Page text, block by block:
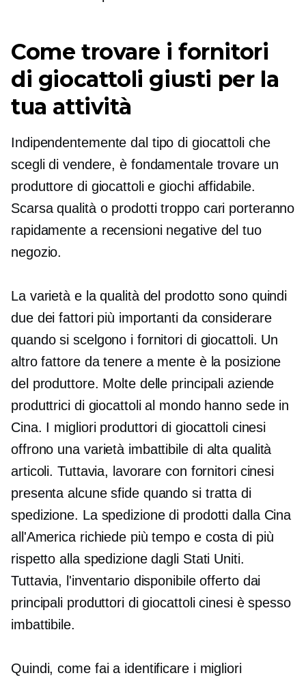
Come trovare i fornitori
di giocattoli giusti per la
tua attività
Indipendentemente dal tipo di giocattoli che
scegli di vendere, è fondamentale trovare un
produttore di giocattoli e giochi affidabile.
Scarsa qualitào prodotti troppo cari porteranno
rapidamente a recensioni negative del tuo
negozio.
La varietà e la qualità del prodotto sono quindi
due dei fattori più importanti da considerare
quando si scelgono i fornitori di giocattoli. Un
altro fattore da tenere a mente è la posizione
del produttore. Molte delle principali aziende
produttrici di giocattoli al mondo hanno sede in
Cina. I migliori produttori di giocattoli cinesi
offrono una varietà imbattibile di alta qualità
articoli. Tuttavia, lavorare con fornitori cinesi
presenta alcune sfide quando si tratta di
spedizione. La spedizione di prodotti dalla Cina
all'America richiede più tempo e costa di più
rispetto alla spedizione dagli Stati Uniti.
Tuttavia, l'inventario disponibile offerto dai
principali produttori di giocattoli cinesi è spesso
imbattibile.
Quindi, come fai a identificare i migliori